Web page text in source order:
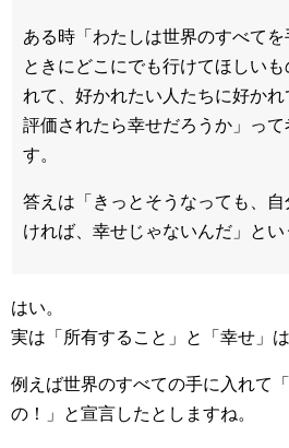
ある時「わたしは世界のすべて
ときにどこにでも行けてほしい
れて、好かれたい人たちに好か
評価されたら幸せだろうか」っ
す。
答えは「きっとそうなっても、
ければ、幸せじゃないんだ」とい
はい。
実は「所有すること」と「幸せ」
例えば世界のすべての手に入れて
の！」と宣言したとしますね。